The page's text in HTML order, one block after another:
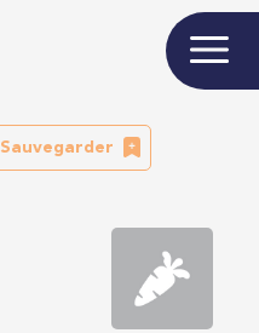
Sauvegarder